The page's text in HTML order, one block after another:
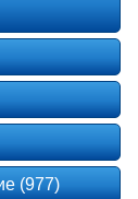
(977)